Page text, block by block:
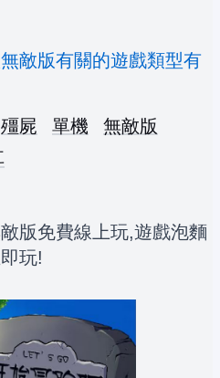
敵版有關的遊戲類型有
殭屍 單機
無敵版
版免費線上玩,遊戲泡麵
玩!